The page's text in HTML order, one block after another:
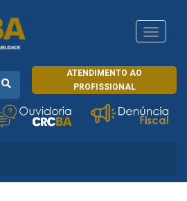
ATENDIMENTO AO
PROFISSIONAL
CRCRJ